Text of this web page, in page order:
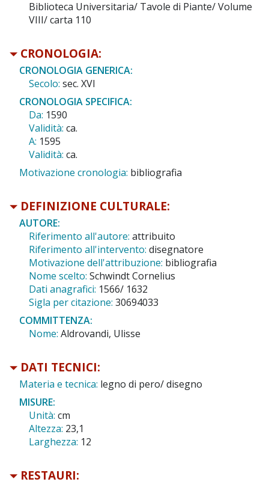
Biblioteca Universitaria/ Tavole di Piante/ Volume
VIII/ carta 110
CRONOLOGIA:
CRONOLOGIA GENERICA:
Secolo: sec. XVI
CRONOLOGIA SPECIFICA:
Da: 1590
Validità: ca.
A: 1595
Validità: ca.
Motivazione cronologia: bibliografia
DEFINIZIONE CULTURALE:
AUTORE:
Riferimento all'autore: attribuito
Riferimento all'intervento: disegnatore
Motivazione dell'attribuzione: bibliografia
Nome scelto: Schwindt Cornelius
Dati anagrafici: 1566/ 1632
Sigla per citazione: 30694033
COMMITTENZA:
Nome: Aldrovandi, Ulisse
DATI TECNICI:
Materia e tecnica: legno di pero/ disegno
MISURE:
Unità: cm
Altezza: 23,1
Larghezza: 12
RESTAURI: